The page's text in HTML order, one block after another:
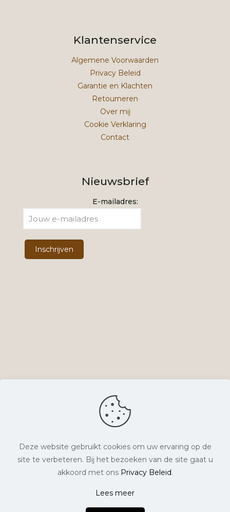
Klantenservice
Algemene Voorwaarden
Privacy Beleid
Garantie en Klachten
Retourneren
Over mij
Cookie Verklaring
Contact
Nieuwsbrief
E-mailadres:
© Lyts Verlangen. Alle rechten voorbehouden. |
Website laten maken
Deze website gebruikt cookies om uw ervaring op de
site te verbeteren. Bij het bezoeken van de site gaat u
akkoord met ons Privacy Beleid.
Lees meer